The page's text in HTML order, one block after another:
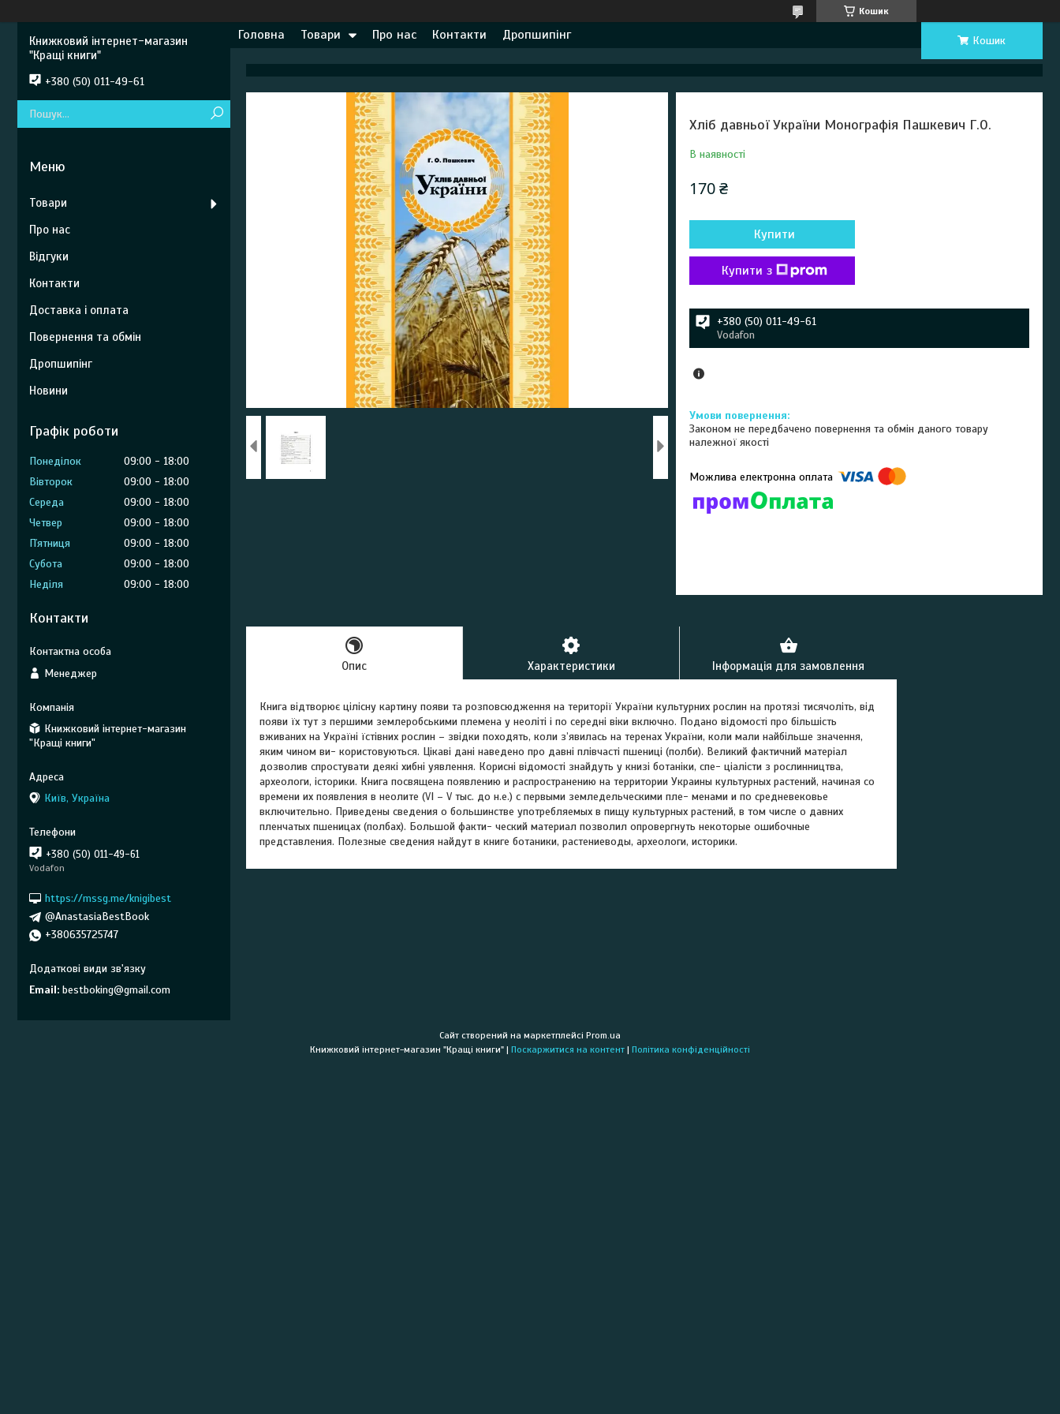
Кошик
Головна Товари Про нас Контакти Дропшипінг Кошик
Хліб давньої України Монографія Пашкевич Г.О.
В наявності
170 ₴
Купити
Купити з
+380 (50) 011-49-61
Vodafon
Законом не передбачено повернення та обмін даного товару
належної якості
Опис Характеристики Інформація для замовлення
Книга відтворює цілісну картину появи та розповсюдження на території України культурних рослин на протязі тисячоліть, від
появи їх тут з першими землеробськими племена у неоліті і по середні віки включно. Подано відомості про більшість
вживаних на Україні їстівних рослин – звідки походять, коли з’явилась на теренах України, коли мали найбільше значення,
яким чином ви- користовуються. Цікаві дані наведено про давні плівчасті пшениці (полби). Великий фактичний матеріал
дозволив спростувати деякі хибні уявлення. Корисні відомості знайдуть у книзі ботаніки, спе- ціалісти з рослинництва,
археологи, історики. Книга посвящена появлению и распространению на территории Украины культурных растений, начиная со
времени их появления в неолите (VI – V тыс. до н.е.) с первыми земледельческими пле- менами и по средневековье
включительно. Приведены сведения о большинстве употребляемых в пищу культурных растений, в том числе о давних
пленчатых пшеницах (полбах). Большой факти- ческий материал позволил опровергнуть некоторые ошибочные
представления. Полезные сведения найдут в книге ботаники, растениеводы, археологи, историки.
Книжковий інтернет-магазин
"Кращі книги"
+380 (50) 011-49-61
Товари
Про нас
Відгуки
Контакти
Доставка і оплата
Повернення та обмін
Дропшипінг
Новини
Графік роботи
Понеділок 09:00
18:00
Вівторок
09:00
18:00
Середа
09:00
18:00
Четвер
09:00
18:00
Пʼятниця
09:00
18:00
Субота
09:00
18:00
Неділя
09:00 18:00
Контакти
Менеджер
Книжковий інтернет-магазин
"Кращі книги"
Київ, Україна
+380 (50) 011-49-61
Vodafon
https://mssg.me/knigibest
@AnastasiaBestBook
+380635725747
Email bestboking@gmail.com
Сайт створений на маркетплейсі Prom.ua
Книжковий інтернет-магазин "Кращі книги" | Поскаржитися на контент | Політика конфіденційності